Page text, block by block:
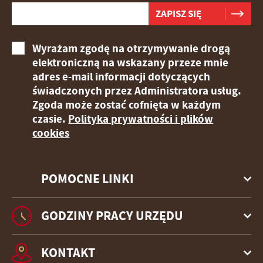
POMOCNE LINKI
Wyrażam zgodę na otrzymywanie drogą
elektroniczną na wskazany przeze mnie
adres e-mail informacji dotyczących
świadczonych przez Administratora usług.
Zgoda może zostać cofnięta w każdym
czasie. Polityka prywatności i plików
cookies
GODZINY PRACY URZĘDU
KONTAKT
stronach podmiotów trzecich lub firm będących naszymi
partnerami oraz innych dostawców usług. Firmy te działają
postaci wiadomości, ofert, komunikatów mediów
społecznościowych.